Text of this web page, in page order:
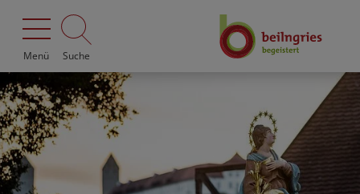
Menü Suche